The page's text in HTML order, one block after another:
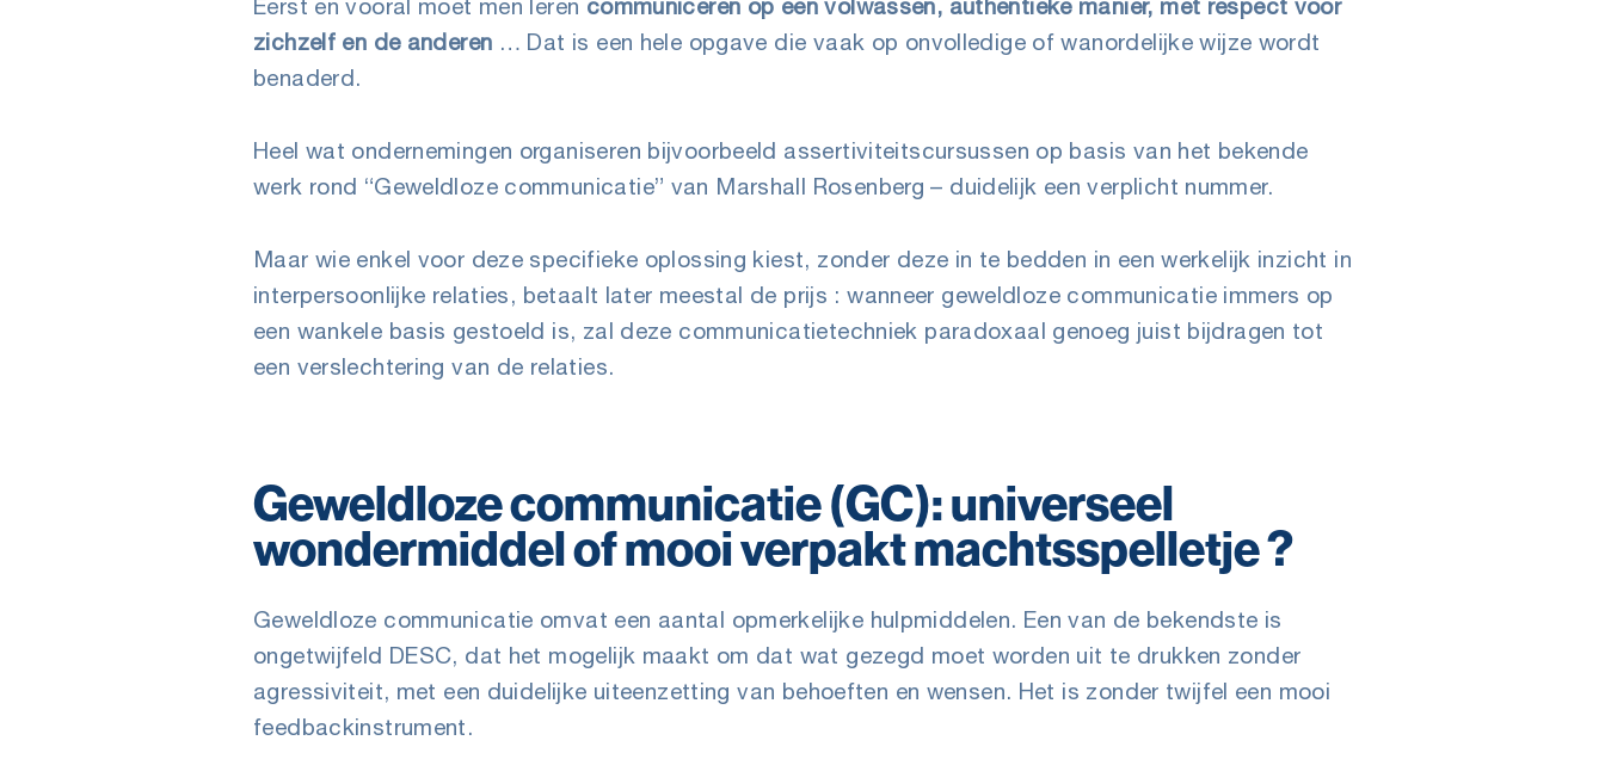
Eerst en vooral moet men leren communiceren op een volwassen, authentieke manier, met respect voor
zichzelf en de anderen … Dat is een hele opgave die vaak op onvolledige of wanordelijke wijze wordt
benaderd.
Heel wat ondernemingen organiseren bijvoorbeeld assertiviteitscursussen op basis van het bekende
werk rond “Geweldloze communicatie” van Marshall Rosenberg – duidelijk een verplicht nummer.
Maar wie enkel voor deze specifieke oplossing kiest, zonder deze in te bedden in een werkelijk inzicht in
interpersoonlijke relaties, betaalt later meestal de prijs : wanneer geweldloze communicatie immers op
een wankele basis gestoeld is, zal deze communicatietechniek paradoxaal genoeg juist bijdragen tot
een verslechtering van de relaties.
Geweldloze communicatie (GC): universeel
wondermiddel of mooi verpakt machtsspelletje ?
Geweldloze communicatie omvat een aantal opmerkelijke hulpmiddelen. Een van de bekendste is
ongetwijfeld DESC, dat het mogelijk maakt om dat wat gezegd moet worden uit te drukken zonder
agressiviteit, met een duidelijke uiteenzetting van behoeften en wensen. Het is zonder twijfel een mooi
feedbackinstrument.